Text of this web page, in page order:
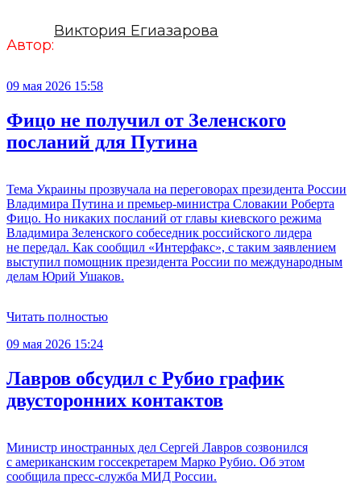
Автор:
Виктория Егиазарова
09 мая 2026 15:58
Фицо не получил от Зеленского
посланий для Путина
Тема Украины прозвучала на переговорах президента России
Владимира Путина и премьер-министра Словакии Роберта
Фицо. Но никаких посланий от главы киевского режима
Владимира Зеленского собеседник российского лидера
не передал. Как сообщил «Интерфакс», с таким заявлением
выступил помощник президента России по международным
делам Юрий Ушаков.
Читать полностью
09 мая 2026 15:24
Лавров обсудил с Рубио график
двусторонних контактов
Министр иностранных дел Сергей Лавров созвонился
с американским госсекретарем Марко Рубио. Об этом
сообщила пресс-служба МИД России.